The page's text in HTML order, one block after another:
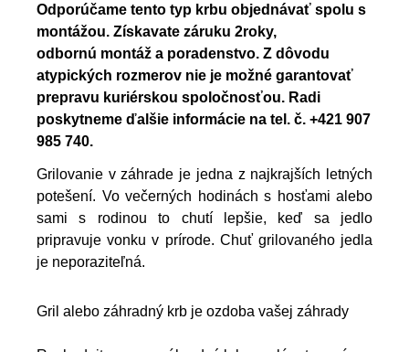
Odporúčame tento typ krbu objednávať spolu s
montážou. Získavate záruku 2roky,
odbornú montáž a poradenstvo. Z dôvodu
atypických rozmerov nie je možné garantovať
prepravu kuriérskou spoločnosťou. Radi
poskytneme ďalšie informácie na tel. č. +421 907
985 740.
Grilovanie v záhrade je jedna z najkrajších letných
potešení. Vo večerných hodinách s hosťami alebo
sami s rodinou to chutí lepšie, keď sa jedlo
pripravuje vonku v prírode. Chuť grilovaného jedla
je neporaziteľná.
Gril alebo záhradný krb je ozdoba vašej záhrady